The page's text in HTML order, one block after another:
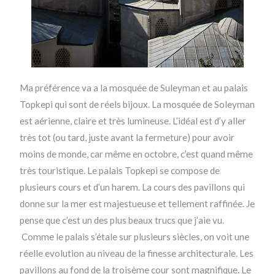
Ma préférence va a la mosquée de Suleyman et au palais
Topkepi qui sont de réels bijoux. La mosquée de Soleyman
est aérienne, claire et très lumineuse. L’idéal est d’y aller
très tot (ou tard, juste avant la fermeture) pour avoir
moins de monde, car même en octobre, c’est quand même
très touristique. Le palais Topkepi se compose de
plusieurs cours et d’un harem. La cours des pavillons qui
donne sur la mer est majestueuse et tellement raffinée. Je
pense que c’est un des plus beaux trucs que j’aie vu.
Comme le palais s’étale sur plusieurs siècles, on voit une
réelle evolution au niveau de la finesse architecturale. Les
pavillons au fond de la troisème cour sont magnifique. Le